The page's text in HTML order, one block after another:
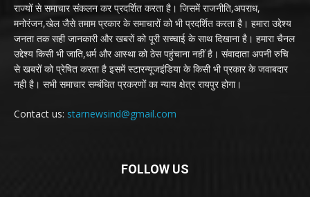
राज्यों से समाचार संकलन कर प्रदर्शित करता है। जिसमें राजनीति,अपराध,
मनोरंजन,खेल जैसे तमाम प्रकार के समाचारों को भी प्रदर्शित करता है। हमारा उद्देश्य
जनता तक सही जानकारी और खबरों को पूरी सच्चाई के साथ दिखाना है। हमारा चैनल
उद्देश्य किसी भी जाति,धर्म और आस्था को ठेस पहुंचाना नहीं है। संवादाता अपनी रुचि
से खबरों को प्रेषित करता है इसमें स्टारन्यूजइंडिया के किसी भी प्रकार के जवाबदार
नही है। सभी समाचार सम्बंधित प्रकरणों का न्याय क्षेत्र रायपुर होगा।
Contact us: starnewsind@gmail.com
FOLLOW US